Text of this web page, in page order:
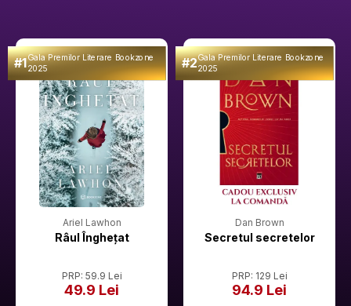
#1Gala Premilor Literare Bookzone
2025
Ariel Lawhon
Râul Înghețat
PRP: 59.9 Lei
49.9 Lei
#2Gala Premilor Literare Bookzone
2025
Dan Brown
Secretul secretelor
PRP: 129 Lei
94.9 Lei